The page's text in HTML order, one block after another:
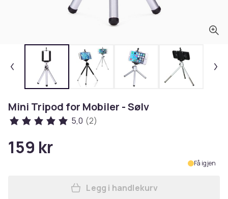
Mini Tripod for Mobiler - Sølv
5,0 (2)
159 kr
Få igjen
Legg Mini Tripod for
Legg i handlekurv